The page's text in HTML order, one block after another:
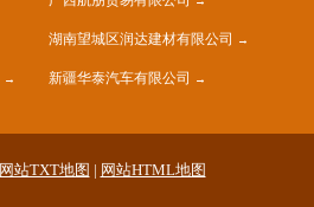
湖南望城区润达建材有限公司
新疆华泰汽车有限公司
网站TXT地图 | 网站HTML地图